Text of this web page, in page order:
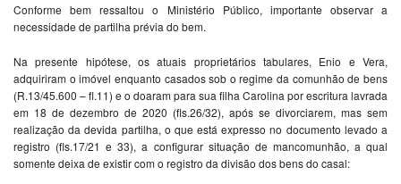
Conforme bem ressaltou o Ministério Público, importante observar a
necessidade de partilha prévia do bem.
Na presente hipótese, os atuais proprietários tabulares, Enio e Vera,
adquiriram o imóvel enquanto casados sob o regime da comunhão de bens
(R.13/45.600 – fl.11) e o doaram para sua filha Carolina por escritura lavrada
em 18 de dezembro de 2020 (fls.26/32), após se divorciarem, mas sem
realização da devida partilha, o que está expresso no documento levado a
registro (fls.17/21 e 33), a configurar situação de mancomunhão, a qual
somente deixa de existir com o registro da divisão dos bens do casal: